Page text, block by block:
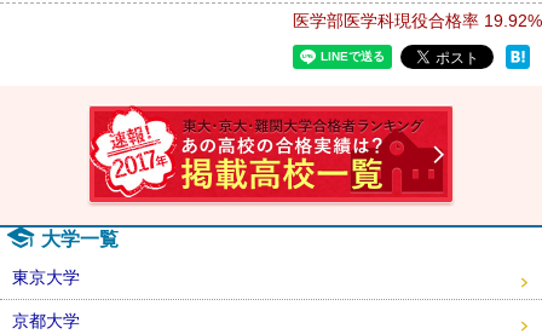
医学部医学科現役合格率 19.92%
大学一覧
東京大学
京都大学